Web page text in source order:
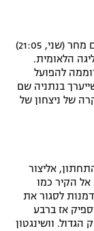
מחזור הנעילה בבית התחתון בליגת העל יתקיים מחר (שני, 21:05)
הלאומית.
להפועל
בנתניה שם
של ניצחון של
אליצור
הקיר כמו
לסגור את
אז ברבע
וושינגטון